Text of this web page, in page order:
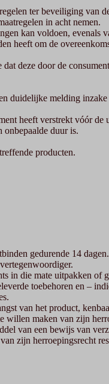
ter beveiliging van
in acht nemen.
kan voldoen, evenals
heeft om de
deze door de
duidelijke melding
heeft verstrekt vóór
onbepaalde duur is.
producten.
gedurende 14
in die mate uitpakken of
toebehoren en –
van het product,
maken van zijn
van een bewijs van
zijn herroepingsrecht